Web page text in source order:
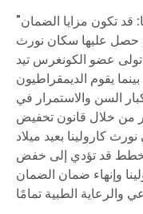
"لقد أوضح الجمهوريون أنفسهم تمامًا: قد تكون مزايا الضمان
حصل عليها سكان نورث
تولى عضو الكونغرس تيد
يقوم الديمقراطيون
السن والاستمرار في
من خلال قانون تخفيض
كارولينا بعيد ميلاد
بخطط قد تؤدي إلى خفض
وإنهاء ضمان الضمان